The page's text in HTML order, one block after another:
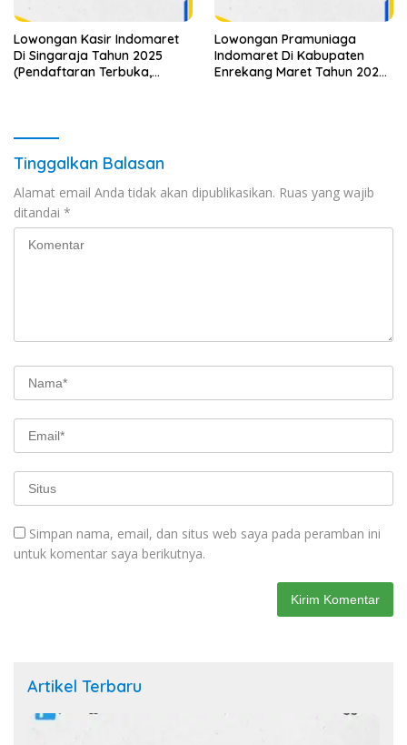
Lowongan Kasir Indomaret
Di Singaraja Tahun 2025
(Pendaftaran Terbuka,
Lowongan Pramuniaga
Indomaret Di Kabupaten
Enrekang Maret Tahun 2025
Tinggalkan Balasan
Alamat email Anda tidak akan dipublikasikan. Ruas yang wajib
ditandai *
Simpan nama, email, dan situs web saya pada peramban ini
untuk komentar saya berikutnya.
Artikel Terbaru